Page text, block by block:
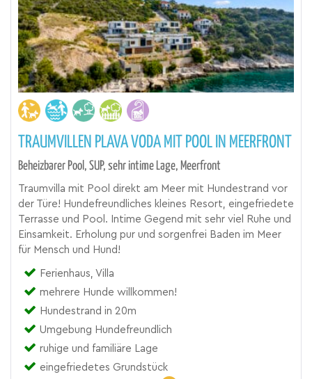
TRAUMVILLEN PLAVA VODA MIT POOL IN MEERFRONT
Beheizbarer Pool, SUP, sehr intime Lage, Meerfront
Traumvilla mit Pool direkt am Meer mit Hundestrand vor
der Türe! Hundefreundliches kleines Resort, eingefriedete
Terrasse und Pool. Intime Gegend mit sehr viel Ruhe und
Einsamkeit. Erholung pur und sorgenfrei Baden im Meer
für Mensch und Hund!
Ferienhaus, Villa
mehrere Hunde willkommen!
Hundestrand in 20m
Umgebung Hundefreundlich
ruhige und familiäre Lage
eingefriedetes Grundstück